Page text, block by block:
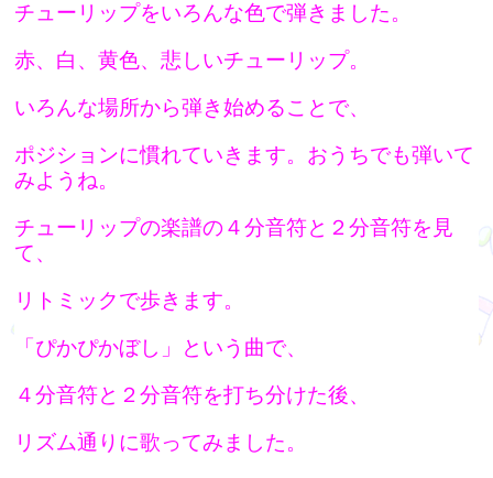
チューリップをいろんな色で弾きました。
赤、白、黄色、悲しいチューリップ。
いろんな場所から弾き始めることで、
ポジションに慣れていきます。おうちでも弾いて
みようね。
チューリップの楽譜の４分音符と２分音符を見
て、
リトミックで歩きます。
「ぴかぴかぼし」という曲で、
４分音符と２分音符を打ち分けた後、
リズム通りに歌ってみました。